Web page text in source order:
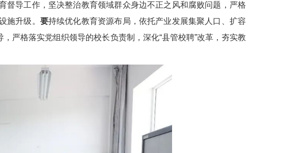
督导工作，坚决整治教育领域群众身边不正之风和腐败问题，严格
施升级。 要持续优化教育资源布局，依托产业发展集聚人口、扩容
严格落实党组织领导的校长负责制，深化“县管校聘”改革，夯实教